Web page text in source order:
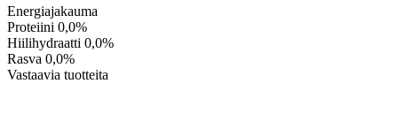
Energiajakauma
Proteiini 0,0%
Hiilihydraatti 0,0%
Rasva 0,0%
Vastaavia tuotteita